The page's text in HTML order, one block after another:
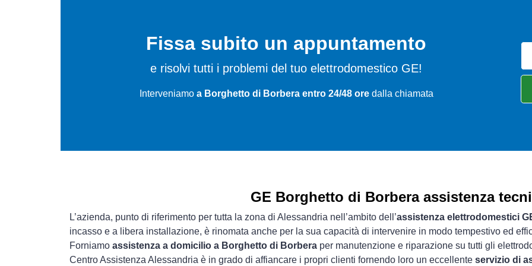
Fissa subito un appuntamento
e risolvi tutti i problemi del tuo elettrodomestico GE!
Interveniamo a Borghetto di Borbera entro 24/48 oredalla chiamata
GE Borghetto di Borbera assistenza
L’azienda, punto di riferimento per tutta la zona di Alessandria nell’ambito dell’assistenza elettrodomestici
incasso e a libera installazione, è rinomata anche per la sua capacità di intervenire in modo tempestivo ed
Forniamo assistenza a domicilio a Borghetto di Borbera per manutenzione e riparazione su tutti gli
Centro Assistenza Alessandria è in grado di affiancare i propri clienti fornendo loro un eccellente servizio di